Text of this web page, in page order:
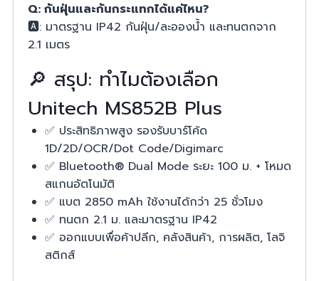
Q: กันฝุ่นและกันกระแทกได้แค่ไหน?
🅰️: มาตรฐาน IP42 กันฝุ่น/ละอองน้ำ และทนตกจาก
2.1 เมตร
🔎 สรุป: ทำไมต้องเลือก
Unitech MS852B Plus
✅ ประสิทธิภาพสูง รองรับบาร์โค้ด
1D/2D/OCR/Dot Code/Digimarc
✅ Bluetooth® Dual Mode ระยะ 100 ม. + โหมด
สแกนอัตโนมัติ
✅ แบต 2850 mAh ใช้งานได้กว่า 25 ชั่วโมง
✅ ทนตก 2.1 ม. และมาตรฐาน IP42
✅ ออกแบบเพื่อค้าปลีก, คลังสินค้า, การผลิต, โลจิ
สติกส์